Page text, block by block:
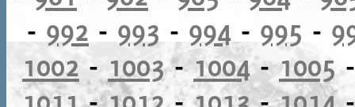
- 992 - 993 - 994 - 995 -
1002 - 1003-1004-1005